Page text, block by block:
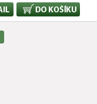
Koupit